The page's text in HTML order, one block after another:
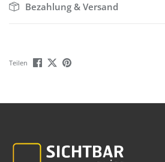
Bezahlung & Versand
Teilen